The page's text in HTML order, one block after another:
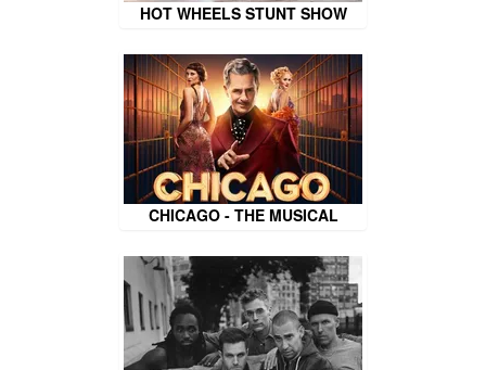
HOT WHEELS STUNT SHOW
CHICAGO - THE MUSICAL